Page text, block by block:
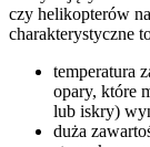
czy helikopterów
charakterystyczne
temperatura
opary, które
lub iskry)
duża